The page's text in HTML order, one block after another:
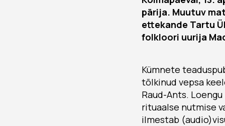
pärija. Muutuv
ettekande Tartu
folkloori uurija
Kümnete
tõlkinud vepsa
Raud-Ants.
rituaalse nutmise
ilmestab